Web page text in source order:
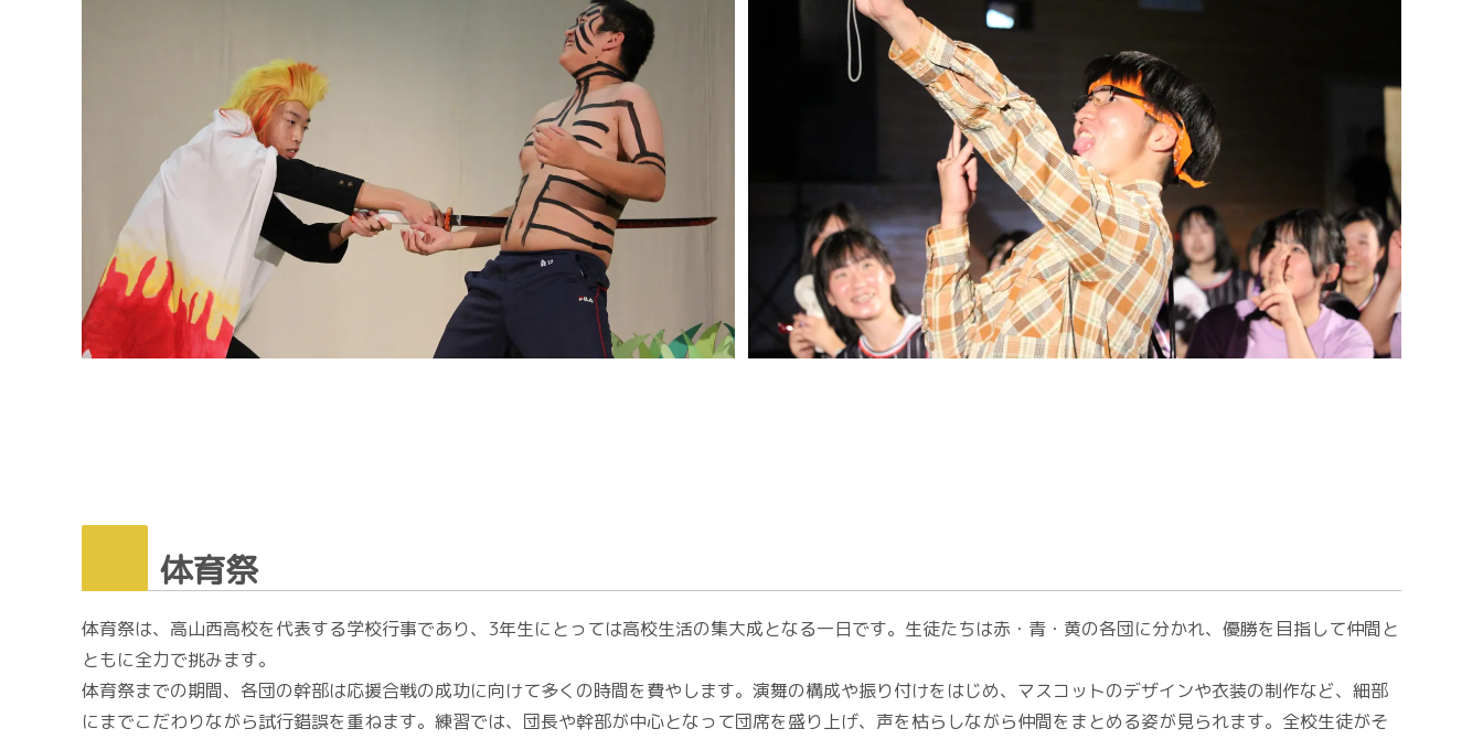
体育祭
体育祭は、高山西高校を代表する学校行事であり、3年生にとっては高校生活の集大成となる一日です。生徒たちは赤・青・黄の各団に分かれ、優勝を目指して仲間と
ともに全力で挑みます。
体育祭までの期間、各団の幹部は応援合戦の成功に向けて多くの時間を費やします。演舞の構成や振り付けをはじめ、マスコットのデザインや衣装の制作など、細部
にまでこだわりながら試行錯誤を重ねます。練習では、団長や幹部が中心となって団席を盛り上げ、声を枯らしながら仲間をまとめる姿が見られます。全校生徒がそ